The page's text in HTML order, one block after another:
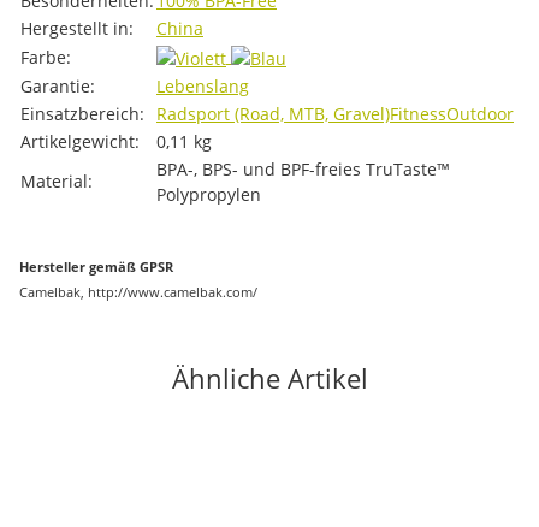
Hergestellt in:
China
Farbe:
Garantie:
Lebenslang
Einsatzbereich:
Radsport (Road, MTB, Gravel)FitnessOutdoor
Artikelgewicht:
0,11 kg
Material:
BPA-, BPS- und BPF-freies TruTaste™
Polypropylen
Hersteller gemäß GPSR
Camelbak, http://www.camelbak.com/
Ähnliche Artikel